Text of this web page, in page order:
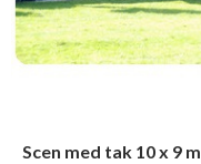
Scen med tak 10 x 9 m